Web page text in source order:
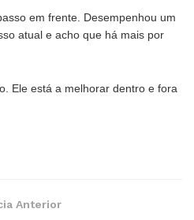
em frente. Desempenhou um
atual e acho que há mais por
Ele está a melhorar dentro e fora
Anterior